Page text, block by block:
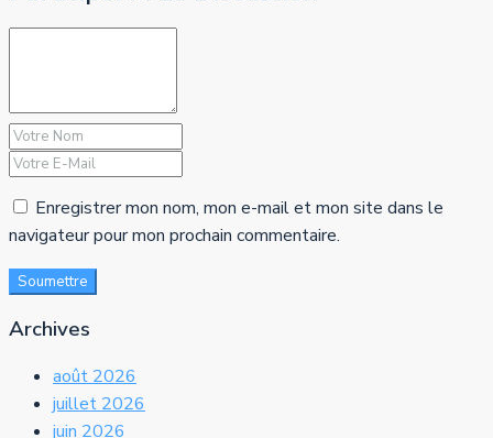
Enregistrer mon nom, mon e-mail et mon site dans le
navigateur pour mon prochain commentaire.
Soumettre
Archives
août 2026
juillet 2026
juin 2026